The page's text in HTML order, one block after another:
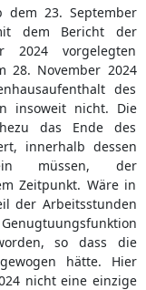
23. September
dem Bericht der
2024 vorgelegten
28. November 2024
des
insoweit nicht. Die
das Ende des
innerhalb dessen
müssen, der
Zeitpunkt. Wäre in
der Arbeitsstunden
so dass die
hätte. Hier
nicht eine einzige